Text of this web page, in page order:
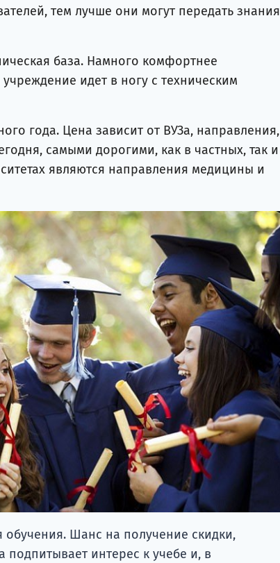
тем лучше они могут передать знания
база. Намного комфортнее
идет в ногу с техническим
года. Цена зависит от ВУЗа, направления,
самыми дорогими, как в частных, так и
являются направления медицины и
Шанс на получение скидки,
подпитывает интерес к учебе и, в